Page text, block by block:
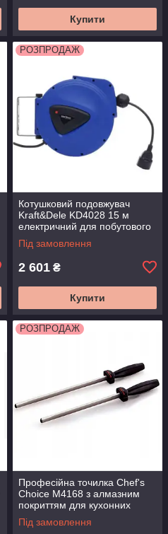
Купити
РОЗПРОДАЖ
Котушковий подовжувач
Kraft&Dele KD4028 15 м
електричний для побутового
використання
Під замовлення
2 601 ₴
Купити
РОЗПРОДАЖ
Професійна точилка Chef's
Choice M4168 з алмазним
покриттям для кухонних
ножів універсальна
компактна
Під замовлення